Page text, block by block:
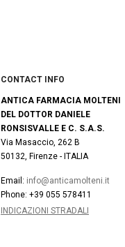
CONTACT INFO
ANTICA FARMACIA MOLTENI
DEL DOTTOR DANIELE
RONSISVALLE E C. S.A.S.
Via Masaccio, 262 B
50132, Firenze - ITALIA
Email: info@anticamolteni.it
Phone: +39 055 578411
INDICAZIONI STRADALI